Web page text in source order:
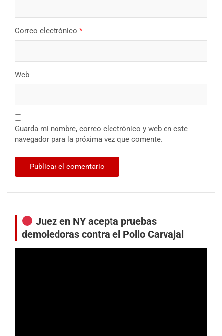
Correo electrónico *
Web
Guarda mi nombre, correo electrónico y web en este
navegador para la próxima vez que comente.
Juez en NY acepta pruebas
demoledoras contra el Pollo Carvajal